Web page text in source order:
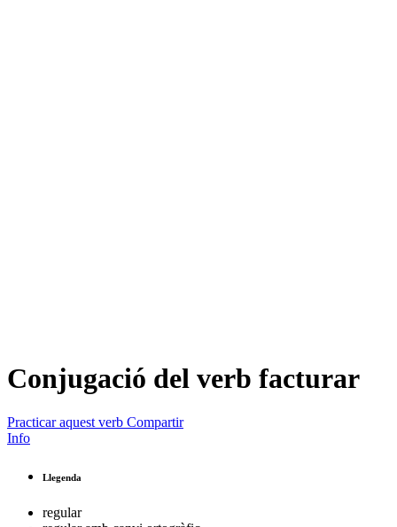
Conjugació del verb facturar
Practicar aquest verb Compartir
Info
Llegenda
regular